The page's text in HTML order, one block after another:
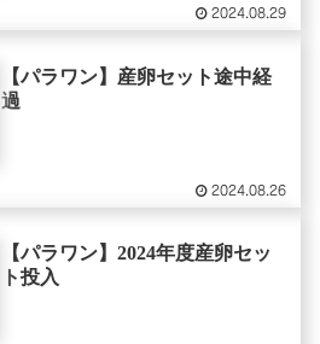
2024.08.29
【パラワン】産卵セット途中経
過
2024.08.26
【パラワン】2024年度産卵セッ
ト投入